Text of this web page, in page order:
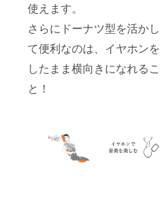
使えます。
さらにドーナツ型を活かし
て便利なのは、イヤホンを
したまま横向きになれるこ
と！